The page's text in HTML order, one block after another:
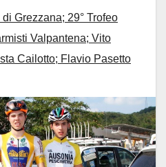
Grezzana; 29° Trofeo
Valpantena; Vito
Cailotto; Flavio Pasetto